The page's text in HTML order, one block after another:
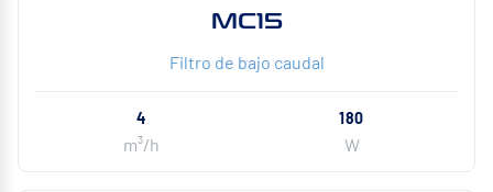
MC15
Filtro de bajo caudal
4
m³/h
180
W